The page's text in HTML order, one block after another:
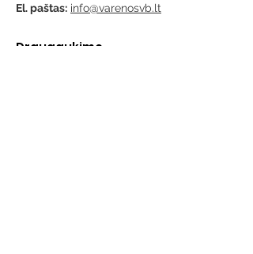
El. paštas: info@varenosvb.lt
Draugaukime